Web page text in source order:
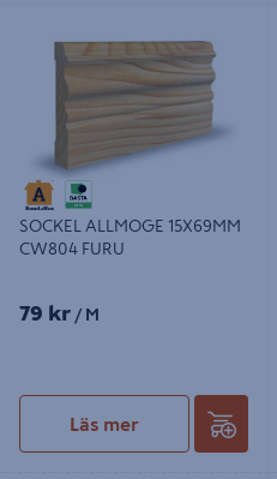
CW804 FURU
SOCKEL ALLMOGE 15X69MM
CW804 FURU
79 kr / M
Läs mer